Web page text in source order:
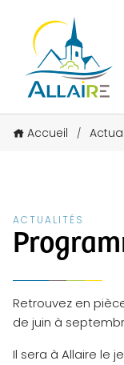
Accueil /
ACTUALITÉS
Retrouvez en
de juin à
Il sera à Allaire le